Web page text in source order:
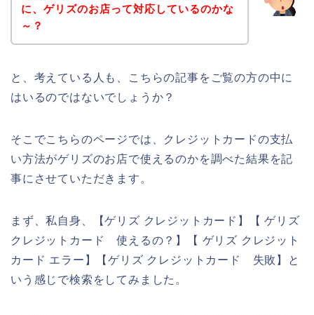
に、ゲリズのお店って対応しているのかな
～？
と、考えている人も、こちらの記事をご覧の方の中に
はいるのではないでしょうか？
そこでこちらのページでは、クレジットカードの支払
い方法がゲリズのお店で使えるのかを調べた結果を記
事にさせていただきます。
まず、私自身、【ゲリズ クレジットカード】【 ゲリズ
クレジットカード 使えるの？】【 ゲリズ クレジット
カード エラー】【ゲリズ クレジットカード 失敗】と
いう感じで検索をしてみました。